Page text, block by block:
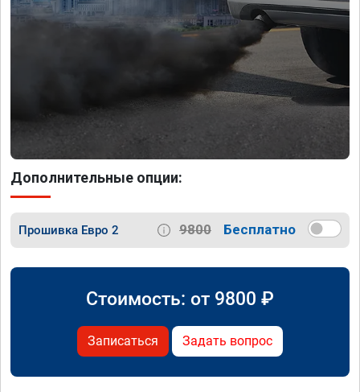
Дополнительные опции:
Прошивка Евро 2 9800 Бесплатно
Стоимость: от 9800 ₽
Записаться Задать вопрос